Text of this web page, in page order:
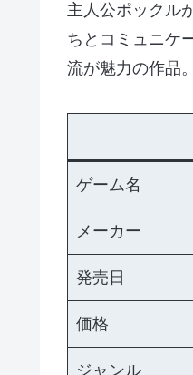
主人公ポックル
ちとコミュニケ
流が魅力の作品。
ゲーム名
メーカー
発売日
価格
ジャンル